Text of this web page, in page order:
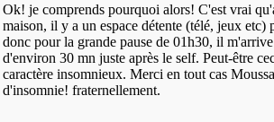
Ok! je comprends pourquoi alors! C'est vrai
maison, il y a un espace détente (télé, jeux etc)
donc pour la grande pause de 01h30, il
d'environ 30 mn juste après le self. Peut-être
caractère insomnieux. Merci en tout cas
d'insomnie! fraternellement.